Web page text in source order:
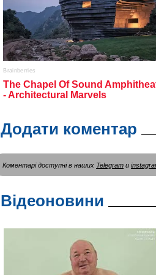
Додати коментар
Коментарі доступні в наших Telegram и
Відеоновини